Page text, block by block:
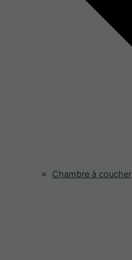
Chambre à coucher